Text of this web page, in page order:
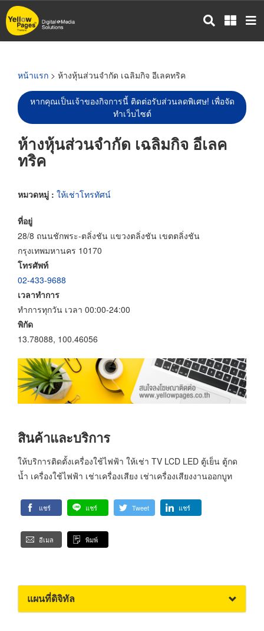
ข้าม
ไป
หน้าแรก > ห้างหุ้นส่วนจำกัด เฉลิมกิจ อีเลคทริค
หากคุณเป็นเจ้าของกิจการนี้ ติดต่อรับส่วนลดพิเศษ! เพื่อจัด
ทำเว็บไซต์
ห้างหุ้นส่วนจำกัด เฉลิมกิจ อีเลค
ทริค
หมวดหมู่ : ให้เช่าโทรทัศน์
ที่อยู่
28/8 ถนนชักพระ-ตลิ่งชัน แขวงตลิ่งชัน เขตตลิ่งชัน
กรุงเทพมหานคร 10170
โทรศัพท์
02-433-9688
เวลาทำการ
ทำการทุกวัน เวลา 00:00-24:00
พิกัด
13.78088, 100.46056
สินค้าและบริการ
ให้บริการติดตั้งเครื่องใช้ไฟฟ้า ให้เช่า TV LCD LED ตู้เย็น ตู้กด
น้ำ เครื่องใช้ไฟฟ้า เช่าเครื่องเสียง เช่าเครื่องเสียงงานออกบูท
แชร์ แชร์ Tweet แชร์
อีเมล พิมพ์
แผนที่ดิจิทัล